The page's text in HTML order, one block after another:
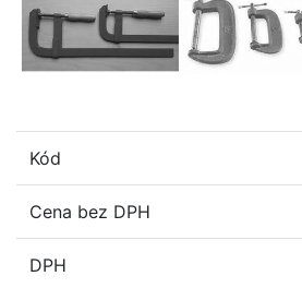
Kód
Cena bez DPH
DPH